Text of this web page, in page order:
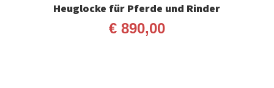
Heuglocke für Pferde und Rinder
€890,00